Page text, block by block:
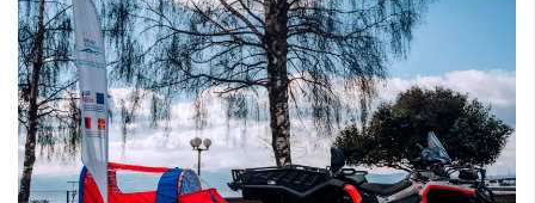
ИСТОРИЈАТ НА ЦКРМ